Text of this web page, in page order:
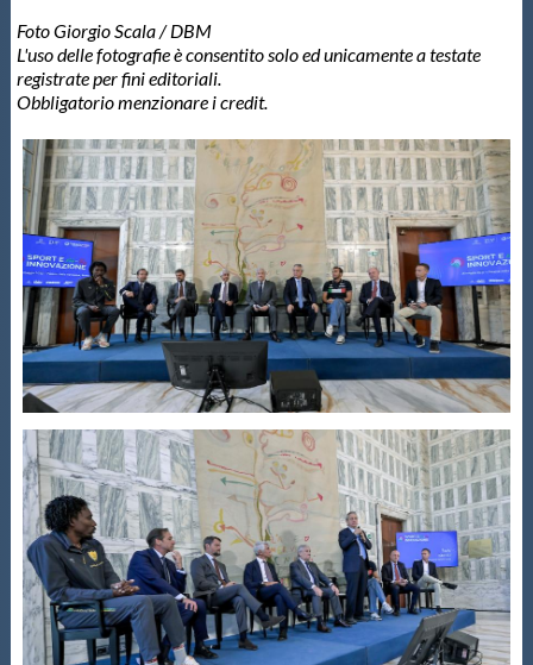
Foto Giorgio Scala / DBM
L'uso delle fotografie è consentito solo ed unicamente a testate
registrate per fini editoriali.
Obbligatorio menzionare i credit.